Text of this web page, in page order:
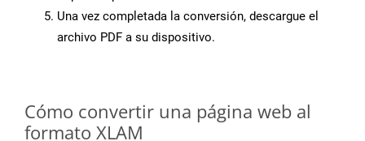
Una vez completada la conversión, descargue el
archivo PDF a su dispositivo.
Cómo convertir una página web al
formato XLAM